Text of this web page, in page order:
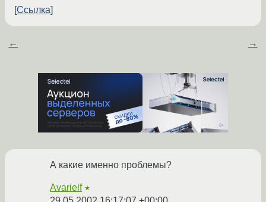
Ссылка
← →
А какие именно проблемы?
Avarielf ★